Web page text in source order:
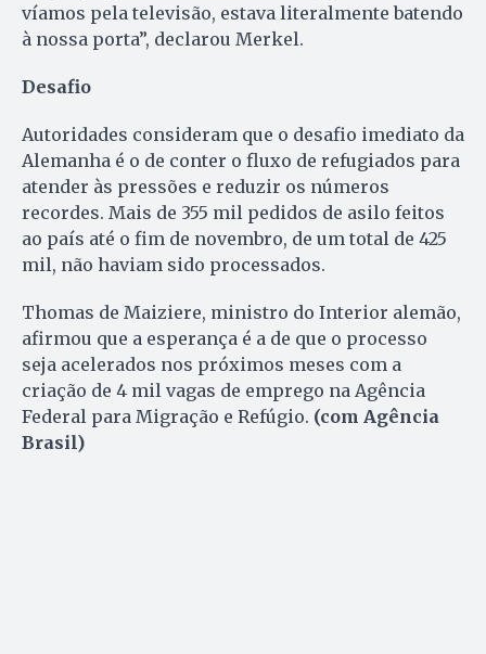
víamos pela televisão, estava literalmente batendo
à nossa porta”, declarou Merkel.
Desafio
Autoridades consideram que o desafio imediato da
Alemanha é o de conter o fluxo de refugiados para
atender às pressões e reduzir os números
recordes. Mais de 355 mil pedidos de asilo feitos
ao país até o fim de novembro, de um total de 425
mil, não haviam sido processados.
Thomas de Maiziere, ministro do Interior alemão,
afirmou que a esperança é a de que o processo
seja acelerados nos próximos meses com a
criação de 4 mil vagas de emprego na Agência
Federal para Migração e Refúgio. (com Agência
Brasil)